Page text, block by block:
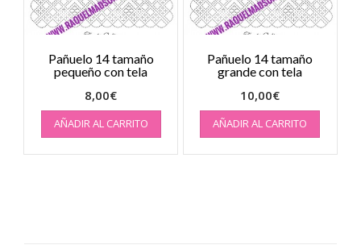
Pañuelo 14 tamaño
grande con tela
10,00€
AÑADIR AL CARRITO
Pañuelo 14 tamaño
pequeño con tela
8,00€
AÑADIR AL CARRITO